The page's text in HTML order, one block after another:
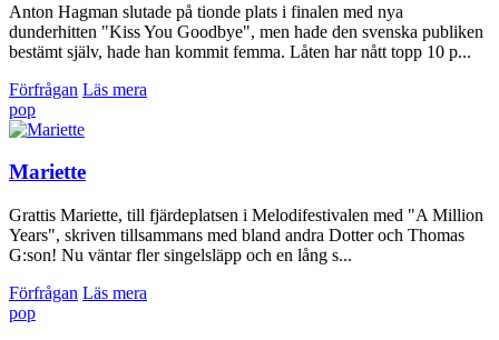
Anton Hagman slutade på tionde plats i finalen med nya
dunderhitten "Kiss You Goodbye", men hade den svenska publiken
bestämt själv, hade han kommit femma. Låten har nått topp 10 p...
Förfrågan Läs mera
pop
Mariette
Grattis Mariette, till fjärdeplatsen i Melodifestivalen med "A Million
Years", skriven tillsammans med bland andra Dotter och Thomas
G:son! Nu väntar fler singelsläpp och en lång s...
Förfrågan Läs mera
pop